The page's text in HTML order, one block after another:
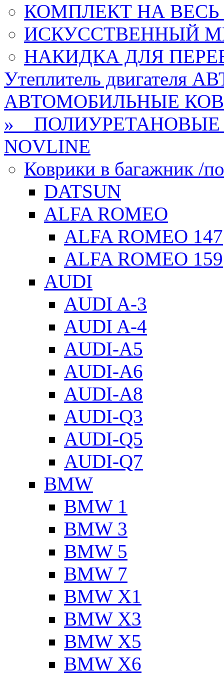
КОМПЛЕКТ НА
ИСКУССТВЕННЫЙ
НАКИДКА ДЛЯ
Утеплитель двигателя
АВТОМОБИЛЬНЫЕ
» ПОЛИУРЕТАНОВЫЕ
NOVLINE
Коврики в багажник /
DATSUN
ALFA ROMEO
ALFA ROMEO 147
ALFA ROMEO 159
AUDI
AUDI A-3
AUDI A-4
AUDI-A5
AUDI-A6
AUDI-A8
AUDI-Q3
AUDI-Q5
AUDI-Q7
BMW
BMW 1
BMW 3
BMW 5
BMW 7
BMW X1
BMW X3
BMW X5
BMW X6